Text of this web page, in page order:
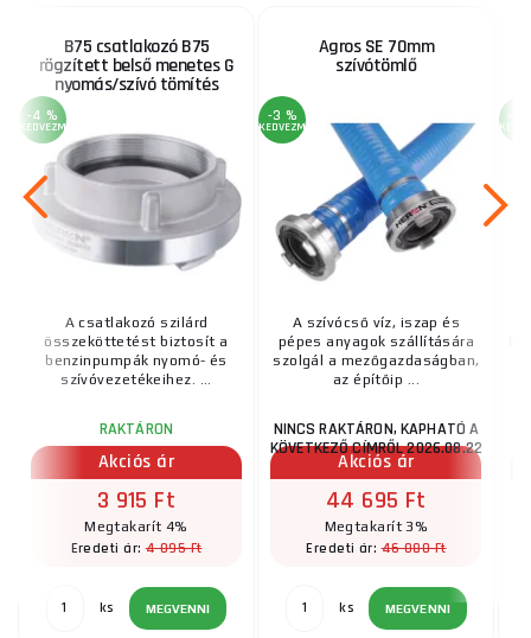
B75 csatlakozó B75
rögzített belső menetes G
nyomás/szívó tömítés
-4 %
KEDVEZMÉNY
A csatlakozó szilárd
összeköttetést biztosít a
benzinpumpák nyomó- és
szívóvezetékeihez. ...
RAKTÁRON
Akciós ár
3 915 Ft
Megtakarít 4%
Eredeti ár:4 095 Ft
ks MEGVENNI
Agros SE 70mm
szívótömlő
-3 %
KEDVEZMÉNY
A szívócső víz, iszap és
pépes anyagok szállítására
szolgál a mezőgazdaságban,
az építőip ...
NINCS RAKTÁRON, KAPHATÓ A
KÖVETKEZŐ CÍMRŐL 2026.08.22
Akciós ár
44 695 Ft
Megtakarít 3%
Eredeti ár:46 080 Ft
ks MEGVENNI